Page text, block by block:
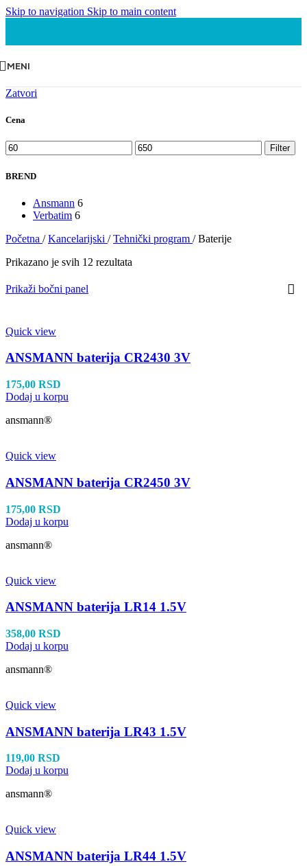
Skip to navigation Skip to main content
MENI
Zatvori
Cena
Minimalna
cena
Maksimalna
cena
Filter
BREND
Ansmann 6
Verbatim 6
Početna / Kancelarijski / Tehnički program / Baterije
Prikazano je svih 12 rezultata
Prikaži bočni panel
Quick view
ANSMANN baterija CR2430 3V
175,00 RSD
Dodaj u korpu
ansmann®
Quick view
ANSMANN baterija CR2450 3V
175,00 RSD
Dodaj u korpu
ansmann®
Quick view
ANSMANN baterija LR14 1.5V
358,00 RSD
Dodaj u korpu
ansmann®
Quick view
ANSMANN baterija LR43 1.5V
119,00 RSD
Dodaj u korpu
ansmann®
Quick view
ANSMANN baterija LR44 1.5V